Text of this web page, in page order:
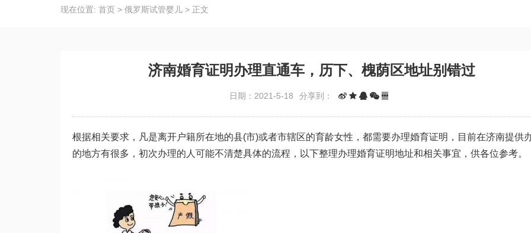
现在位置: 首页 > 俄罗斯试管婴儿 > 正文
济南婚育证明办理直通车，历下、槐荫区地址别错过
日期：2021-5-18 分享到：
根据相关要求，凡是离开户籍所在地的县(市)或者市辖区的育龄女性，都需要办理婚育证明，目前在济南提供
的地方有很多，初次办理的人可能不清楚具体的流程，以下整理办理婚育证明地址和相关事宜，供各位参考。